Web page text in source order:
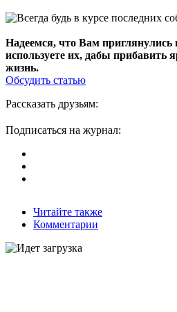
Надеемся, что Вам
используете их, дабы прибавить
жизнь.
Обсудить статью
Рассказать друзьям:
Подписаться на журнал:
Читайте также
Комментарии